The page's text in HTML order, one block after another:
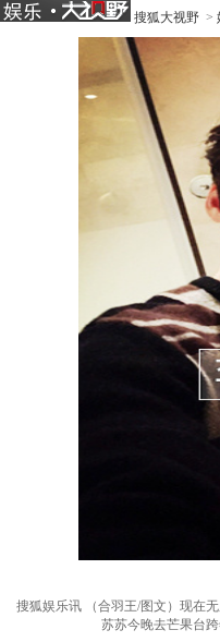
搜狐大视野 >
搜狐娱乐讯 （合羽王/图文）现在
苏苏今晚去芒果台